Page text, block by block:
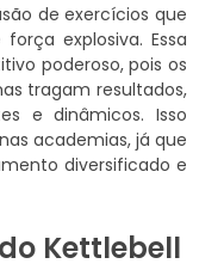
de exercícios que
explosiva. Essa
poderoso, pois os
tragam resultados,
e dinâmicos. Isso
academias, já que
diversificado e
Kettlebell